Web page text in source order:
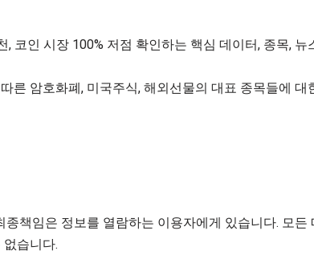
코인 시장 100% 저점 확인하는 핵심 데이터, 종목, 뉴
른 암호화폐, 미국주식, 해외선물의 대표 종목들에 대
책임은 정보를 열람하는 이용자에게 있습니다. 모든
습니다.